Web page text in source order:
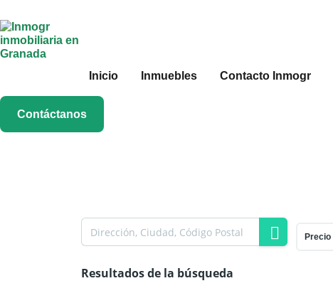
Inicio Inmuebles Contacto Inmogr
Contáctanos
Precio
Resultados de la búsqueda